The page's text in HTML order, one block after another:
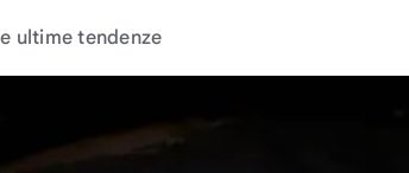
ultime tendenze